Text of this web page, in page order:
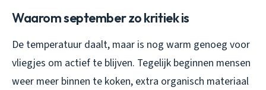
Waarom september zo kritiek is
De temperatuur daalt, maar is nog warm genoeg voor
vliegjes om actief te blijven. Tegelijk beginnen mensen
weer meer binnen te koken, extra organisch materiaal